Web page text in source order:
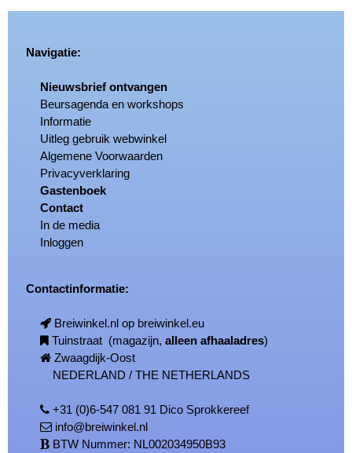
Navigatie:
Nieuwsbrief ontvangen
Beursagenda en workshops
Informatie
Uitleg gebruik webwinkel
Algemene Voorwaarden
Privacyverklaring
Gastenboek
Contact
In de media
Inloggen
Contactinformatie:
Breiwinkel.nl op breiwinkel.eu
Tuinstraat (magazijn,alleen afhaaladres)
Zwaagdijk-Oost
NEDERLAND / THE NETHERLANDS
+31 (0)6-547 081 91 Dico Sprokkereef
info@breiwinkel.nl
BTW Nummer: NL002034950B93